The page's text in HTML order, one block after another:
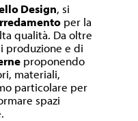
Design, si
per la
qualità. Da oltre
produzione e di
proponendo
materiali,
particolare per
spazi